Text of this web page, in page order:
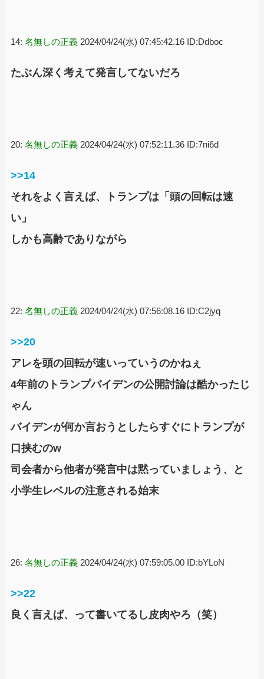
14: 名無しの正義 2024/04/24(水) 07:45:42.16 ID:Ddboc
たぶん深く考えて発言してないだろ
20: 名無しの正義 2024/04/24(水) 07:52:11.36 ID:7ni6d
>>14
それをよく言えば、トランプは「頭の回転は速
い」
しかも高齢でありながら
22: 名無しの正義 2024/04/24(水) 07:56:08.16 ID:C2jyq
>>20
アレを頭の回転が速いっていうのかねぇ
4年前のトランプバイデンの公開討論は酷かったじ
ゃん
バイデンが何か言おうとしたらすぐにトランプが
口挟むのw
司会者から他者が発言中は黙っていましょう、と
小学生レベルの注意される始末
26: 名無しの正義 2024/04/24(水) 07:59:05.00 ID:bYLoN
>>22
良く言えば、って書いてるし皮肉やろ（笑）